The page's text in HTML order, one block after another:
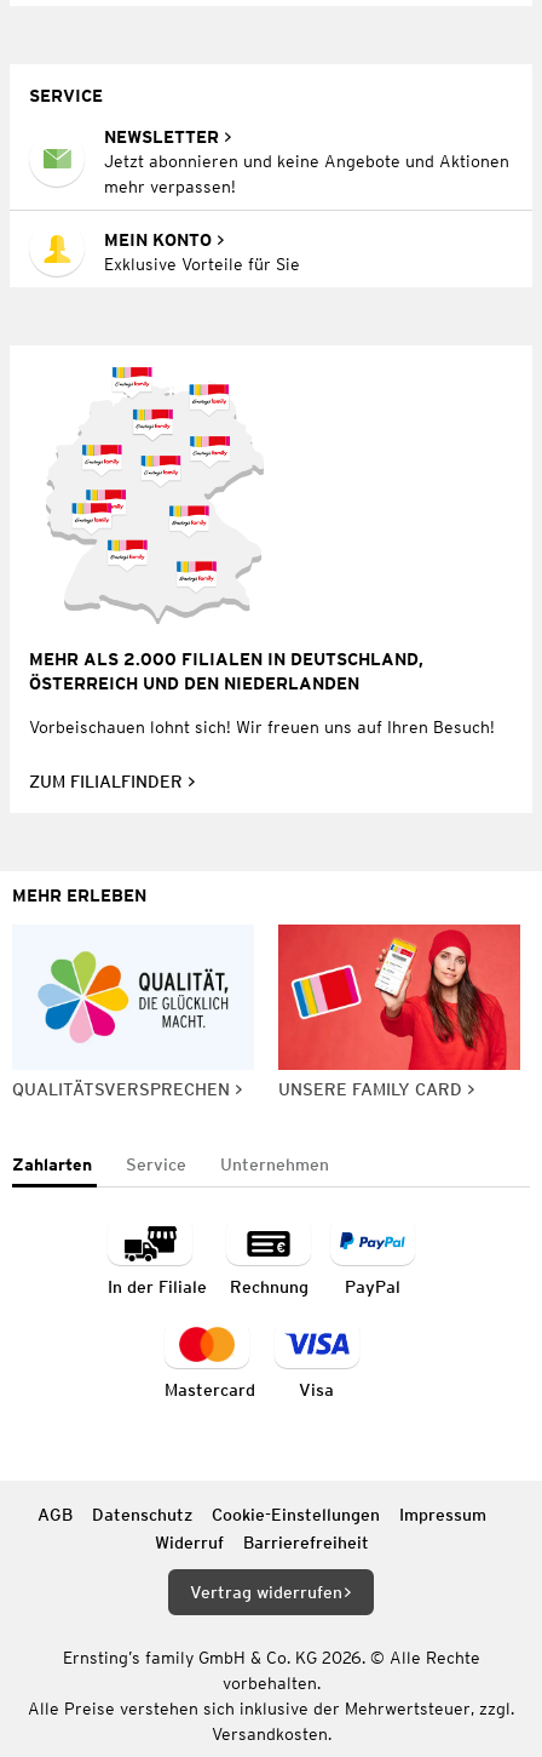
SERVICE
NEWSLETTER
Jetzt abonnieren und keine Angebote und Aktionen
mehr verpassen!
MEIN KONTO
Exklusive Vorteile für Sie
MEHR ALS 2.000 FILIALEN IN DEUTSCHLAND,
ÖSTERREICH UND DEN NIEDERLANDEN
Vorbeischauen lohnt sich! Wir freuen uns auf Ihren Besuch!
ZUM FILIALFINDER
MEHR ERLEBEN
QUALITÄTSVERSPRECHEN UNSERE FAMILY CARD
Zahlarten Service Unternehmen
In der Filiale Rechnung PayPal
Mastercard Visa
AGB Datenschutz Cookie-Einstellungen
Impressum
Widerruf
Barrierefreiheit
Vertrag widerrufen
Ernsting’s family GmbH & Co. KG 2026. © Alle Rechte
vorbehalten.
Alle Preise verstehen sich inklusive der Mehrwertsteuer, zzgl.
Versandkosten.